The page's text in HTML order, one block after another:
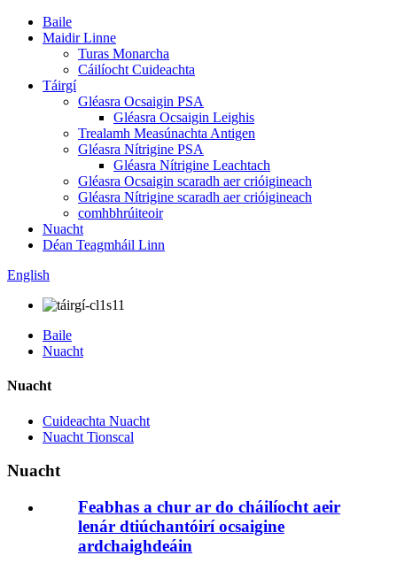
Baile
Maidir Linne
Turas Monarcha
Cáilíocht Cuideachta
Táirgí
Gléasra Ocsaigin PSA
Gléasra Ocsaigin Leighis
Trealamh Measúnachta Antigen
Gléasra Nítrigine PSA
Gléasra Nítrigine Leachtach
Gléasra Ocsaigin scaradh aer crióigineach
Gléasra Nítrigine scaradh aer crióigineach
comhbhrúiteoir
Nuacht
Déan Teagmháil Linn
English
Baile
Nuacht
Nuacht
Cuideachta Nuacht
Nuacht Tionscal
Nuacht
Feabhas a chur ar do cháilíocht aeir
lenár dtiúchantóirí ocsaigine
ardchaighdeáin